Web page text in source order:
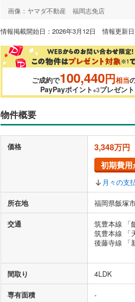
画像：ヤマダ不動産 福岡志免店
情報掲載開始日：2026年3月12日 情報更新
ご成約で100,440円相当
PayPayポイント※3プレゼント
物件概要
価格
3,348万円
初期費
月々の支
所在地 福岡県飯塚
交通
筑豊本線 「
筑豊本線 「
後藤寺線 「
間取り 4LDK
専有面積 -